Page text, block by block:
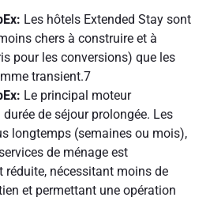
Les hôtels Extended Stay sont
chers à construire et à
pour les conversions) que les
transient.7
Le principal moteur
durée de séjour prolongée. Les
longtemps (semaines ou mois),
de ménage est
réduite, nécessitant moins de
et permettant une opération